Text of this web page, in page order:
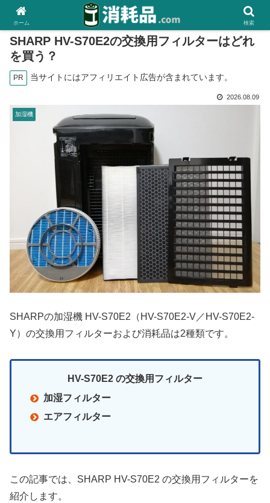
SHARP HV-S70E2の交換用フィルターはどれ
を買う？
PR 当サイトにはアフィリエイト広告が含まれています。
2026.08.09
加湿機
SHARPの加湿機 HV-S70E2（HV-S70E2-V／HV-S70E2-
Y）の交換用フィルターおよび消耗品は2種類です。
HV-S70E2 の交換用フィルター
加湿フィルター
エアフィルター
この記事では、SHARP HV-S70E2 の交換用フィルターを
紹介します。
ホーム 検索